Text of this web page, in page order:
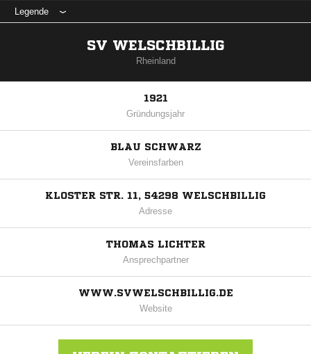
Legende
SV WELSCHBILLIG
Rheinland
1921
Gründungsjahr
BLAU SCHWARZ
Vereinsfarben
KLOSTER STR. 11, 54298 WELSCHBILLIG
Adresse
THOMAS LICHTER
Ansprechpartner
WWW.SVWELSCHBILLIG.DE
Website